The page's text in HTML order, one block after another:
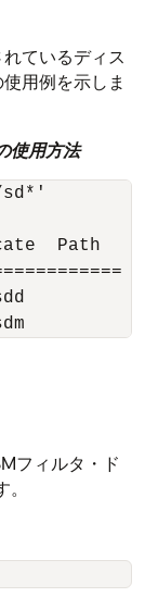
ているディス
用例を示しま
使用方法
sd*'
Path
フィルタ・ド